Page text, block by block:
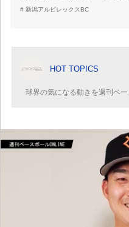
新潟アルビレックスBC
HOT TOPICS
球界の気になる動きを週刊ベ